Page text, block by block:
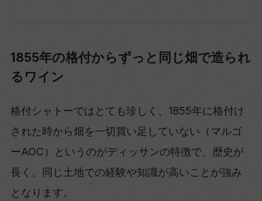
1855年の格付からずっと同じ畑で造られ
るワイン
格付シャトーではとても珍しく、1855年に格付け
された時から畑を一切買い足していない（マルゴ
ーAOC）というのがディッサンの特徴で、歴史が
長く、同じ土地での経験や知識が高いことが強み
となります。